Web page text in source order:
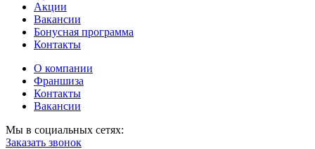
Акции
Вакансии
Бонусная программа
Контакты
О компании
Франшиза
Контакты
Вакансии
Мы в социальных сетях:
Заказать звонок